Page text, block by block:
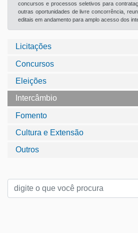
Licitações
Concursos
Eleições
Intercâmbio
Fomento
Cultura e Extensão
Outros
concursos e processos seletivos para
outras oportunidades de livre concorrência,
editais em andamento para amplo acesso dos